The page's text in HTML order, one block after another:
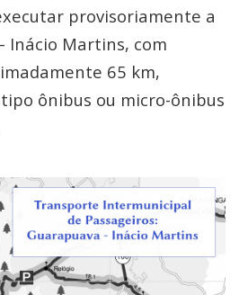
provisoriamente a
Inácio Martins, com
65 km,
ônibus ou micro-ônibus